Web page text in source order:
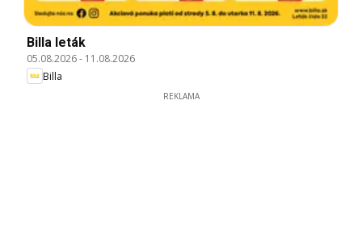
Billa leták
05.08.2026- 11.08.2026
Billa
REKLAMA